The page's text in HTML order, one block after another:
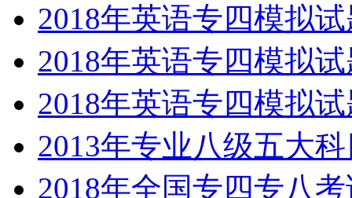
2018年英语专四模拟
2018年英语专四模拟
2018年英语专四模拟
2013年专业八级五大
2018年全国专四专八